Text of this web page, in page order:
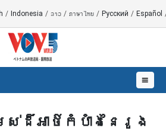
/ Indonesia / ລາວ / ภาษาไทย / Русский / Español
☰
អាថ៌កំបាំងនៃរូង